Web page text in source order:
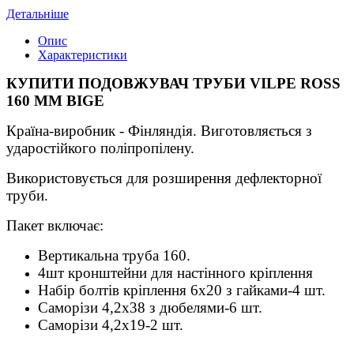
Детальніше
Опис
Характеристики
КУПИТИ ПОДОВЖУВАЧ ТРУБИ VILPE ROSS
160 ММ BIGE
Країна-виробник - Фінляндія. Виготовляється з
ударостійкого поліпропілену.
Використовується для розширення дефлекторної
труби.
Пакет включає:
Вертикальна труба 160.
4шт кронштейни для настінного кріплення
Набір болтів кріплення 6х20 з гайками-4 шт.
Саморізи 4,2х38 з дюбелями-6 шт.
Саморізи 4,2х19-2 шт.